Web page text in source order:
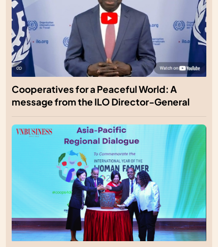
Cooperatives for a Peaceful World: A
message from the ILO Director-General